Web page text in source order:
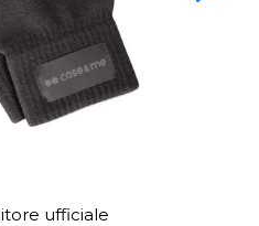
ufficiale